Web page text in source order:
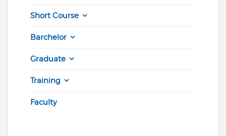
Short Course
Barchelor
Graduate
Training
Faculty